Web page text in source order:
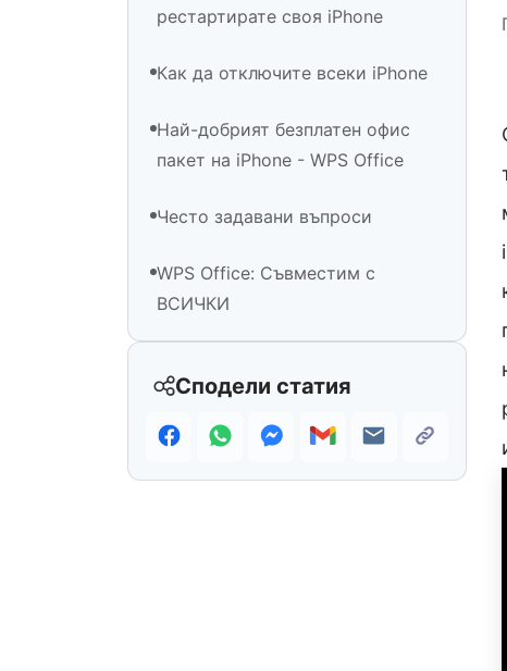
рестартирате своя iPhone
Как да отключите всеки iPhone
Най-добрият безплатен офис
пакет на iPhone - WPS Office
Често задавани въпроси
WPS Office: Съвместим с
ВСИЧКИ
Сподели статия